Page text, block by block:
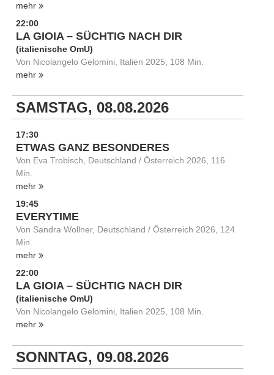
mehr
22:00
LA GIOIA – SÜCHTIG NACH DIR
(italienische OmU)
Von Nicolangelo Gelomini, Italien 2025, 108 Min.
mehr
SAMSTAG, 08.08.2026
17:30
ETWAS GANZ BESONDERES
Von Eva Trobisch, Deutschland / Österreich 2026, 116
Min.
mehr
19:45
EVERYTIME
Von Sandra Wollner, Deutschland / Österreich 2026, 124
Min.
mehr
22:00
LA GIOIA – SÜCHTIG NACH DIR
(italienische OmU)
Von Nicolangelo Gelomini, Italien 2025, 108 Min.
mehr
SONNTAG, 09.08.2026